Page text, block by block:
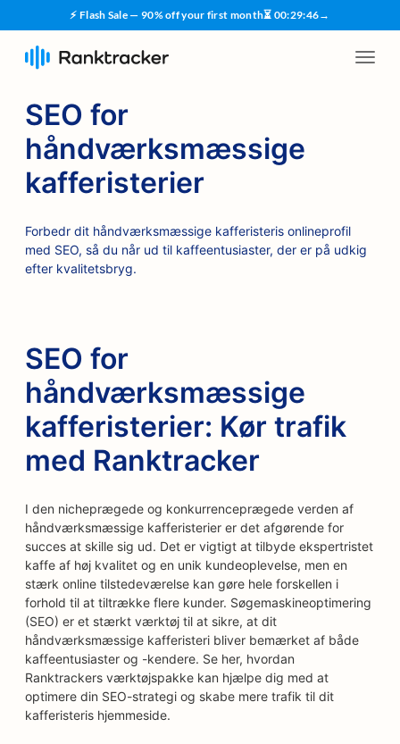
⚡ Flash Sale — 90% off your first month⏳ 00:29:45→
SEO for
håndværksmæssige
kafferisterier
Forbedr dit håndværksmæssige kafferisteris onlineprofil
med SEO, så du når ud til kaffeentusiaster, der er på udkig
efter kvalitetsbryg.
SEO for
håndværksmæssige
kafferisterier: Kør trafik
med Ranktracker
I den nicheprægede og konkurrenceprægede verden af
håndværksmæssige kafferisterier er det afgørende for
succes at skille sig ud. Det er vigtigt at tilbyde ekspertristet
kaffe af høj kvalitet og en unik kundeoplevelse, men en
stærk online tilstedeværelse kan gøre hele forskellen i
forhold til at tiltrække flere kunder. Søgemaskineoptimering
(SEO) er et stærkt værktøj til at sikre, at dit
håndværksmæssige kafferisteri bliver bemærket af både
kaffeentusiaster og -kendere. Se her, hvordan
Ranktrackers værktøjspakke kan hjælpe dig med at
optimere din SEO-strategi og skabe mere trafik til dit
kafferisteris hjemmeside.